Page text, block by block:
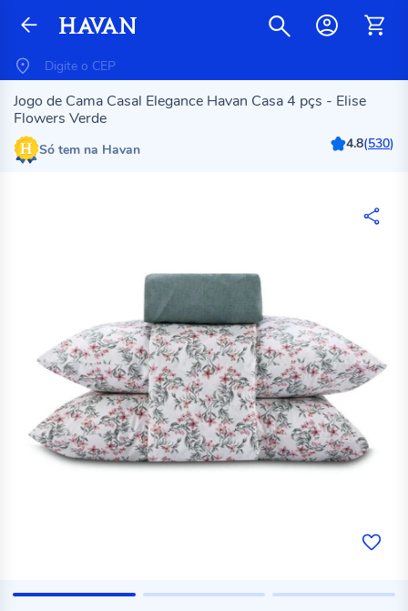
Jogo de Cama Casal Elegance Havan Casa 4 pçs - Elise
Flowers Verde
Só tem na Havan 4.8(530)